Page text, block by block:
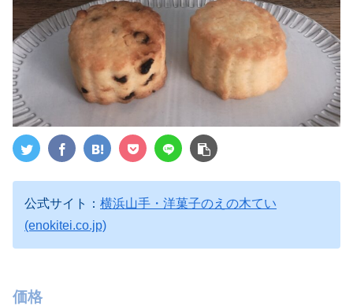
公式サイト： 横浜山手・洋菓子のえの木てい
(enokitei.co.jp)
価格